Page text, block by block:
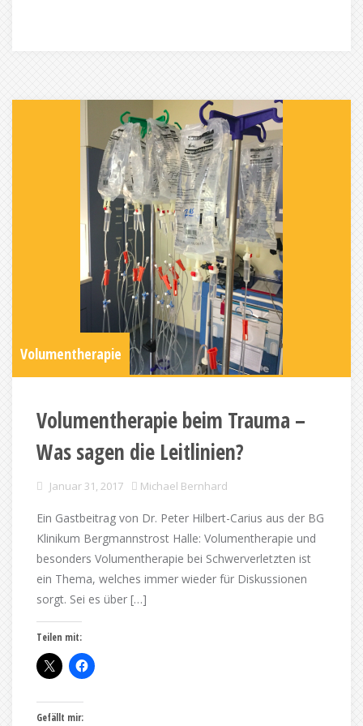
Volumentherapie
Volumentherapie beim Trauma –
Was sagen die Leitlinien?
Januar 31, 2017 Michael Bernhard
Ein Gastbeitrag von Dr. Peter Hilbert-Carius aus der BG
Klinikum Bergmannstrost Halle: Volumentherapie und
besonders Volumentherapie bei Schwerverletzten ist
ein Thema, welches immer wieder für Diskussionen
sorgt. Sei es über […]
Teilen mit:
Gefällt mir: